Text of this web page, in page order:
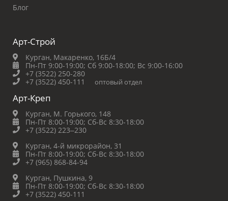
Блог
Арт-Строй
Курган, Макаренко, 16Б/4
Пн-Пт 9:00-19:00; Сб 9:00-18:00; Вс 9:00-16:00
+7 (3522) 250-280
+7 (3522) 450-111
оптовый отдел
Арт-Креп
Курган, М. Горького, 148
Пн-Пт 8:00-19:00; Сб-Вс 8:30-18:00
+7 (3522) 223‒230
Курган, 4-й микрорайон, 31
Пн-Пт 8:00-19:00; Сб-Вс 8:30-18:00
+7 (965) 868-84-94
Курган, Пушкина, 9
Пн-Пт 8:00-19:00; Сб-Вс 8:30-18:00
+7 (3522) 450-111